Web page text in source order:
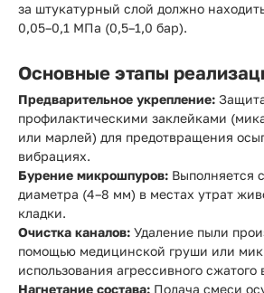
за штукатурный слой должно
0,05–0,1 МПа (0,5–1,0 бар).
Основные этапы
Предварительное укрепление:
профилактическими заклейками
или марлей) для предотвращения
вибрациях.
Бурение микрошпуров: Выполняется
диаметра (4–8 мм) в местах утрат
кладки.
Очистка каналов: Удаление пыли
помощью медицинской груши или
использования агрессивного сжатого
Нагнетание состава: Подача смеси